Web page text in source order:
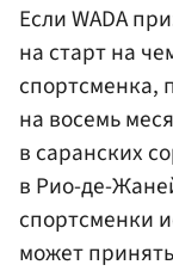
Если WADA
на старт на
спортсменка,
на восемь
в саранских
в Рио-де-
спортсменки
может